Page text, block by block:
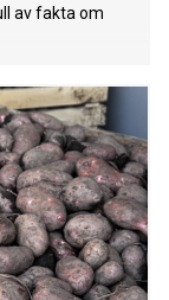
av fakta om